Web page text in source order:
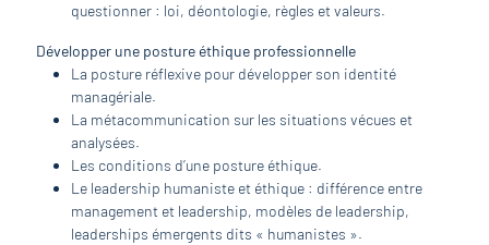
questionner : loi, déontologie, règles et valeurs.
Développer une posture éthique professionnelle
La posture réflexive pour développer son identité
managériale.
La métacommunication sur les situations vécues et
analysées.
Les conditions d’une posture éthique.
Le leadership humaniste et éthique : différence entre
management et leadership, modèles de leadership,
leaderships émergents dits « humanistes ».